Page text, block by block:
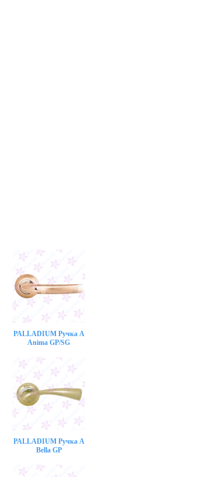
PALLADIUM Ручка A
Anima GP/SG
PALLADIUM Ручка A
Bella GP